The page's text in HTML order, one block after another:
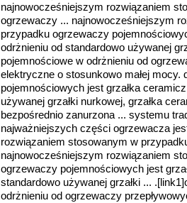
najnowocześniejszym rozwiązaniem
ogrzewaczy ... najnowocześniejszym
przypadku ogrzewaczy
odrżnieniu od standardowo używanej
pojemnościowe w odrżnieniu od
elektryczne o stosunkowo małej
pojemnościowych jest grzałka
używanej grzałki nurkowej, grzałka
bezpośrednio zanurzona ... systemu
najważniejszych części ogrzewacza
rozwiązaniem stosowanym w
najnowocześniejszym rozwiązaniem
ogrzewaczy pojemnościowych jest
standardowo używanej grzałki ...
odrżnieniu od ogrzewaczy